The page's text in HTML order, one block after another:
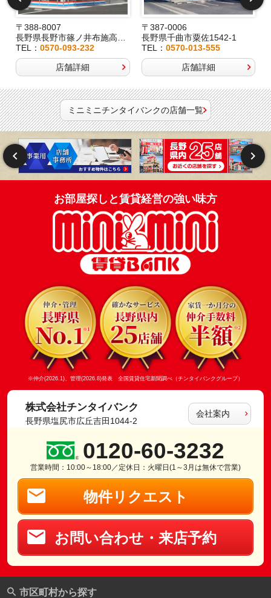
〒388-8007
長野県長野市篠ノ井布施高田407-8
TEL：0570-093-232
店舗詳細
〒387-0006
長野県千曲市粟佐1542-1
TEL： 0570-013-555
店舗詳細
ミニミニチンタイバンクの店舗一覧
お部屋探しと賃貸経営の強い味方
※仲介(2026.1)、管理(2026.8)発表 全国賃貸住宅新聞調べ（チンタイバンクグループ）
株式会社チンタイバンク
長野県塩尻市広丘吉田1044-2
会社案内
0120-60-3232
営業時間：10:00～18:00／定休日：火曜日(1～3月は無休で営業)
物件リクエスト
お問い合わせ・来店予約
市区町村から探す